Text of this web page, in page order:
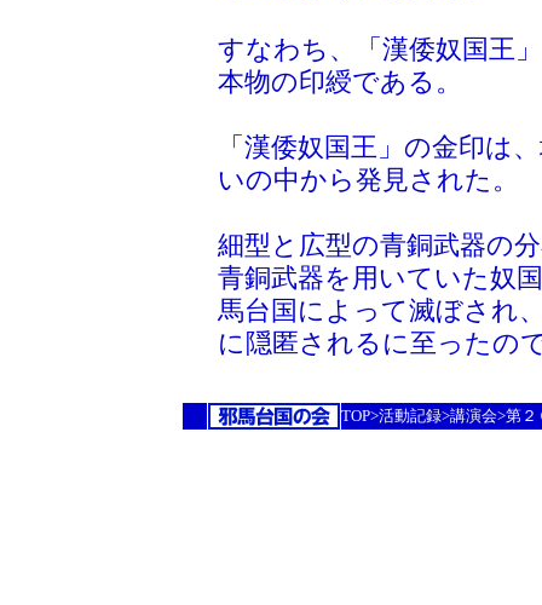
すなわち、「漢倭奴国王
本物の印綬である。
「漢倭奴国王」の金印は
いの中から発見された。
細型と広型の青銅武器の
青銅武器を用いていた奴
馬台国によって滅ぼされ
に隠匿されるに至ったの
TOP>活動記録>講演会>第２